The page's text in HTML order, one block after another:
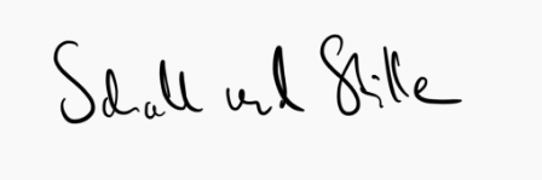
content